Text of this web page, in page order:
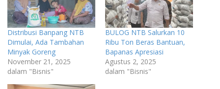
Distribusi Banpang NTB
Dimulai, Ada Tambahan
Minyak Goreng
November 21, 2025
dalam "Bisnis"
BULOG NTB Salurkan 10
Ribu Ton Beras Bantuan,
Bapanas Apresiasi
Agustus 2, 2025
dalam "Bisnis"